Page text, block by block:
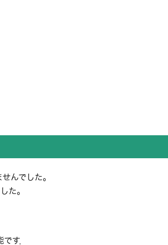
んでした。
た。
す．